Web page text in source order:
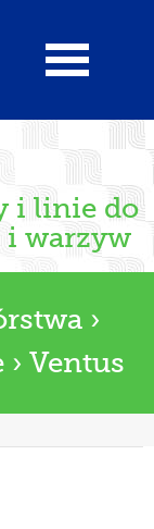
i linie do
i warzyw
›
› Ventus